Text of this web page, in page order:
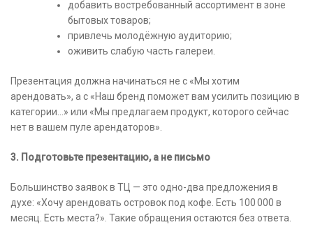
добавить востребованный ассортимент в зоне
бытовых товаров;
привлечь молодёжную аудиторию;
оживить слабую часть галереи.
Презентация должна начинаться не с «Мы хотим
арендовать», а с «Наш бренд поможет вам усилить позицию в
категории…» или «Мы предлагаем продукт, которого сейчас
нет в вашем пуле арендаторов».
3. Подготовьте презентацию, а не письмо
Большинство заявок в ТЦ — это одно-два предложения в
духе: «Хочу арендовать островок под кофе. Есть 100 000 в
месяц. Есть места?». Такие обращения остаются без ответа.